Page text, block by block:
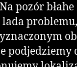
pozór
podjedziemy